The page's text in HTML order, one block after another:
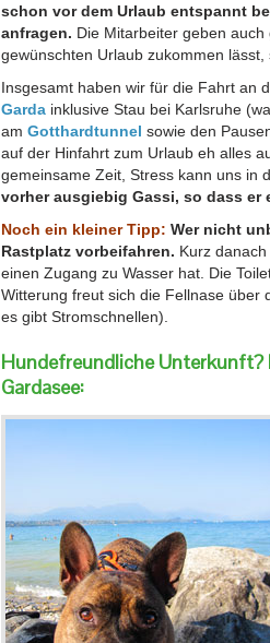
schon vor dem Urlaub entspannt
anfragen. Die Mitarbeiter geben
gewünschten Urlaub zukommen
Insgesamt haben wir für die Fahrt an
Garda inklusive Stau bei Karlsruhe
am Gotthardtunnel sowie den
auf der Hinfahrt zum Urlaub eh alles
gemeinsame Zeit, Stress kann uns in
vorher ausgiebig Gassi, so dass er
Noch ein kleiner Tipp: Wer nicht
Rastplatz vorbeifahren. Kurz
einen Zugang zu Wasser hat. Die
Witterung freut sich die Fellnase über
es gibt Stromschnellen).
Hundefreundliche Unterkunft?
Gardasee: